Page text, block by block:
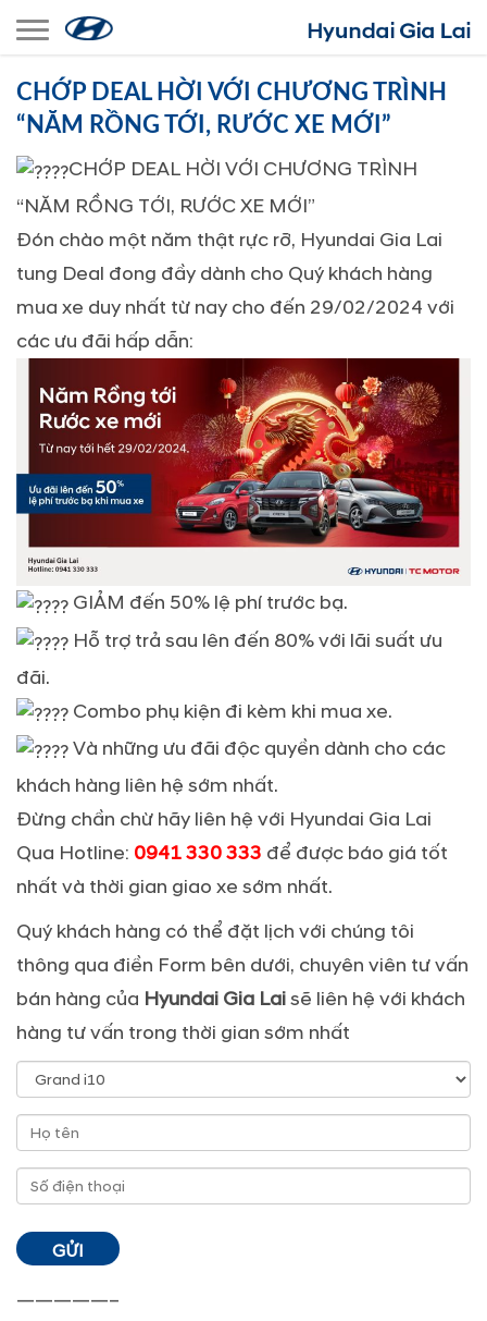
Toggle navigation
CHỚP DEAL HỜI VỚI CHƯƠNG TRÌNH
“NĂM RỒNG TỚI, RƯỚC XE MỚI”
CHỚP DEAL HỜI VỚI CHƯƠNG TRÌNH
“NĂM RỒNG TỚI, RƯỚC XE MỚI”
Đón chào một năm thật rực rỡ, Hyundai Gia Lai
tung Deal đong đầy dành cho Quý khách hàng
mua xe duy nhất từ nay cho đến 29/02/2024 với
các ưu đãi hấp dẫn:
GIẢM đến 50% lệ phí trước bạ.
Hỗ trợ trả sau lên đến 80% với lãi suất ưu
đãi.
Combo phụ kiện đi kèm khi mua xe.
Và những ưu đãi độc quyền dành cho các
khách hàng liên hệ sớm nhất.
Đừng chần chừ hãy liên hệ với Hyundai Gia Lai
Qua Hotline: 0941 330 333 để được báo giá tốt
nhất và thời gian giao xe sớm nhất.
Quý khách hàng có thể đặt lịch với chúng tôi
thông qua điền Form bên dưới, chuyên viên tư vấn
bán hàng của Hyundai Gia Laisẽ liên hệ với khách
hàng tư vấn trong thời gian sớm nhất
—————–